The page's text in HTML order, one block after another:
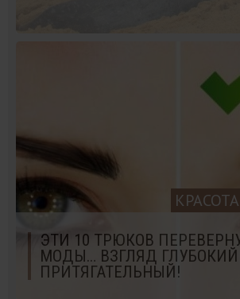
ЭТИ 10 ТРЮКОВ
МОДЫ… ВЗГЛЯД
ПРИТЯГАТЕЛЬНЫЙ!